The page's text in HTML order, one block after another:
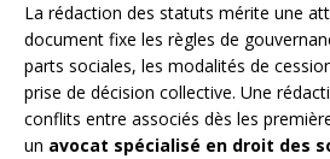
La rédaction des statuts mérite une
document fixe les règles de
parts sociales, les modalités de
prise de décision collective. Une
conflits entre associés dès les
un avocat spécialisé en droit des